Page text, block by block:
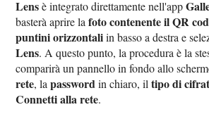
Lensè integrato direttamente nell'app
basterà aprire lafoto contenente il QR
puntini orizzontaliin basso a destra e
Lens. A questo punto, la procedura è la
comparirà un pannello in fondo allo
rete, lapassword in chiaro, iltipo di
Connetti alla rete.